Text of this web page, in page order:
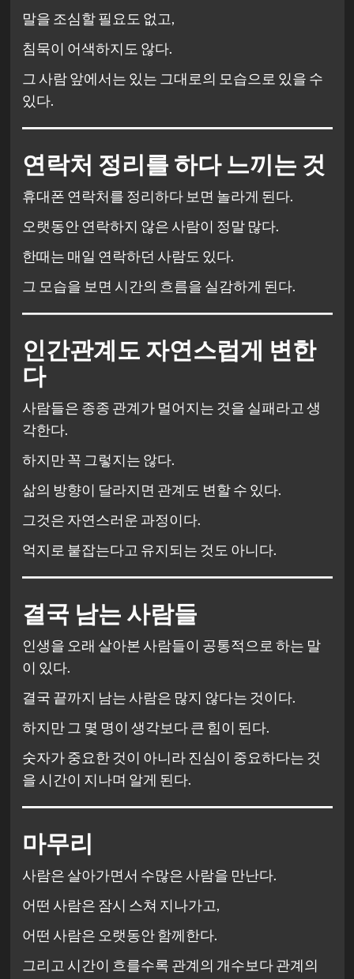
말을 조심할 필요도 없고,
침묵이 어색하지도 않다.
그 사람 앞에서는 있는 그대로의 모습으로 있을 수
있다.
연락처 정리를 하다 느끼는 것
휴대폰 연락처를 정리하다 보면 놀라게 된다.
오랫동안 연락하지 않은 사람이 정말 많다.
한때는 매일 연락하던 사람도 있다.
그 모습을 보면 시간의 흐름을 실감하게 된다.
인간관계도 자연스럽게 변한
다
사람들은 종종 관계가 멀어지는 것을 실패라고 생
각한다.
하지만 꼭 그렇지는 않다.
삶의 방향이 달라지면 관계도 변할 수 있다.
그것은 자연스러운 과정이다.
억지로 붙잡는다고 유지되는 것도 아니다.
결국 남는 사람들
인생을 오래 살아본 사람들이 공통적으로 하는 말
이 있다.
결국 끝까지 남는 사람은 많지 않다는 것이다.
하지만 그 몇 명이 생각보다 큰 힘이 된다.
숫자가 중요한 것이 아니라 진심이 중요하다는 것
을 시간이 지나며 알게 된다.
마무리
사람은 살아가면서 수많은 사람을 만난다.
어떤 사람은 잠시 스쳐 지나가고,
어떤 사람은 오랫동안 함께한다.
그리고 시간이 흐를수록 관계의 개수보다 관계의